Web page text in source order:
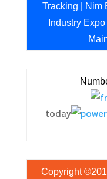
Tracking
Nim
Industry Expo
today
Copyright